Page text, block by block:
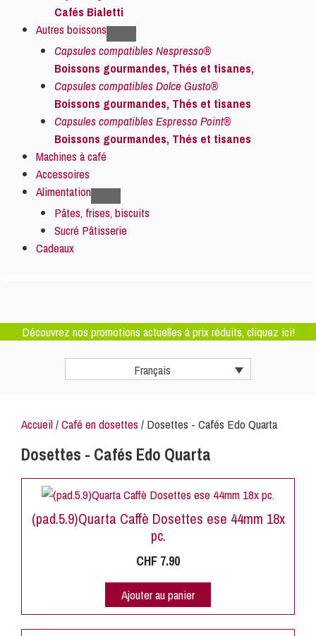
Cafés Bialetti
Autres boissons
Capsules compatibles Nespresso®
Boissons gourmandes, Thés et tisanes,
Capsules compatibles Dolce Gusto®
Boissons gourmandes, Thés et tisanes
Capsules compatibles Espresso Point®
Boissons gourmandes, Thés et tisanes
Machines à café
Accessoires
Alimentation
Pâtes, frises, biscuits
Sucré Pâtisserie
Cadeaux
Découvrez nos promotions actuelles à prix réduits, cliquez ici!
Français
Accueil/Café en dosettes/ Dosettes - Cafés Edo Quarta
Dosettes - Cafés Edo Quarta
(pad.5.9)Quarta Caffè Dosettes ese 44mm 18x
pc.
CHF 7.90
Ajouter au panier